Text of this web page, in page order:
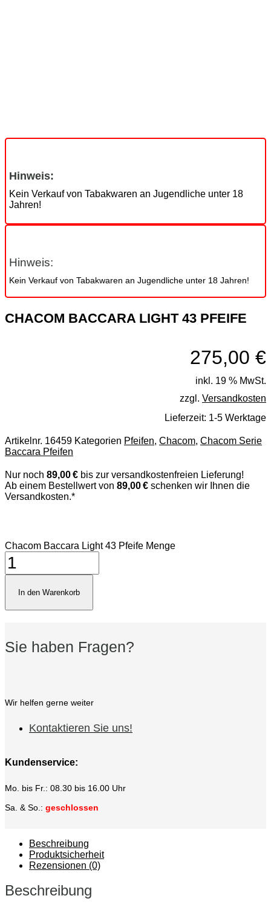
Hinweis:
Kein Verkauf von Tabakwaren an Jugendliche unter 18
Jahren!
Hinweis:
Kein Verkauf von Tabakwaren an Jugendliche unter 18 Jahren!
CHACOM BACCARA LIGHT 43 PFEIFE
275,00 €
inkl. 19 % MwSt.
zzgl. Versandkosten
Lieferzeit: 1-5 Werktage
Artikelnr. 16459 Kategorien Pfeifen, Chacom, Chacom Serie
Baccara Pfeifen
Nur noch 89,00 € bis zur versandkostenfreien Lieferung!
Ab einem Bestellwert von 89,00 € schenken wir Ihnen die
Versandkosten.*
Chacom Baccara Light 43 Pfeife Menge
In den Warenkorb
Sie haben Fragen?
Wir helfen gerne weiter
Kontaktieren Sie uns!
Kundenservice:
Mo. bis Fr.: 08.30 bis 16.00 Uhr
Sa. & So.: geschlossen
Beschreibung
Produktsicherheit
Rezensionen (0)
Beschreibung